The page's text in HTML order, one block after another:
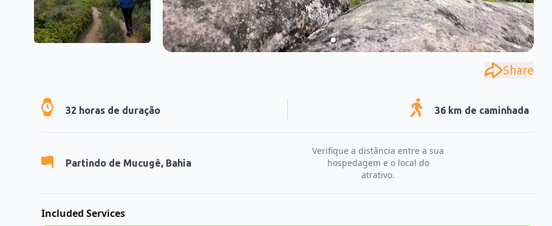
Share
32 horas de duração 36 km de caminhada
Partindo de Mucugê, Bahia
Verifique a distância entre a sua
hospedagem e o local do
atrativo.
Included Services